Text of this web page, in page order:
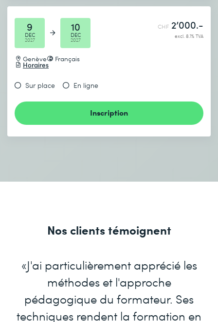
9
DEC
2027
10
DEC
2027
Genève Français
Horaires
CHF 2’000.-
excl. 8.1% TVA
Sur place En ligne
Inscription
Nos clients témoignent
«J'ai particulièrement apprécié les
méthodes et l'approche
pédagogique du formateur. Ses
techniques rendent la formation en